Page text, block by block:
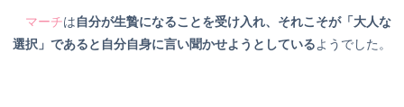
マーチは自分が生贄になることを受け入れ、それこそが「大人な
選択」であると自分自身に言い聞かせようとしているようでした。